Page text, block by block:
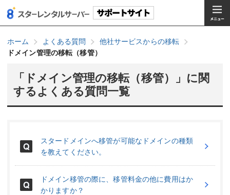
ホーム よくある質問
他社サービスからの移転
ドメイン管理の移転（移管）
「ドメイン管理の移転（移管）」に関
するよくある質問一覧
スタードメインへ移管が可能なドメインの種類
を教えてください。
ドメイン移管の際に、移管料金の他に費用はか
かりますか？